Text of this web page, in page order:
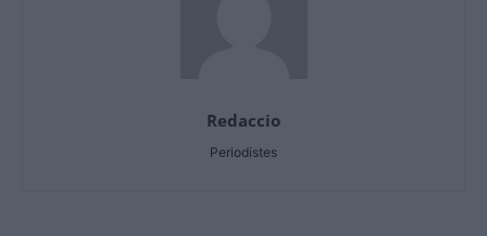
Redaccio
Periodistes